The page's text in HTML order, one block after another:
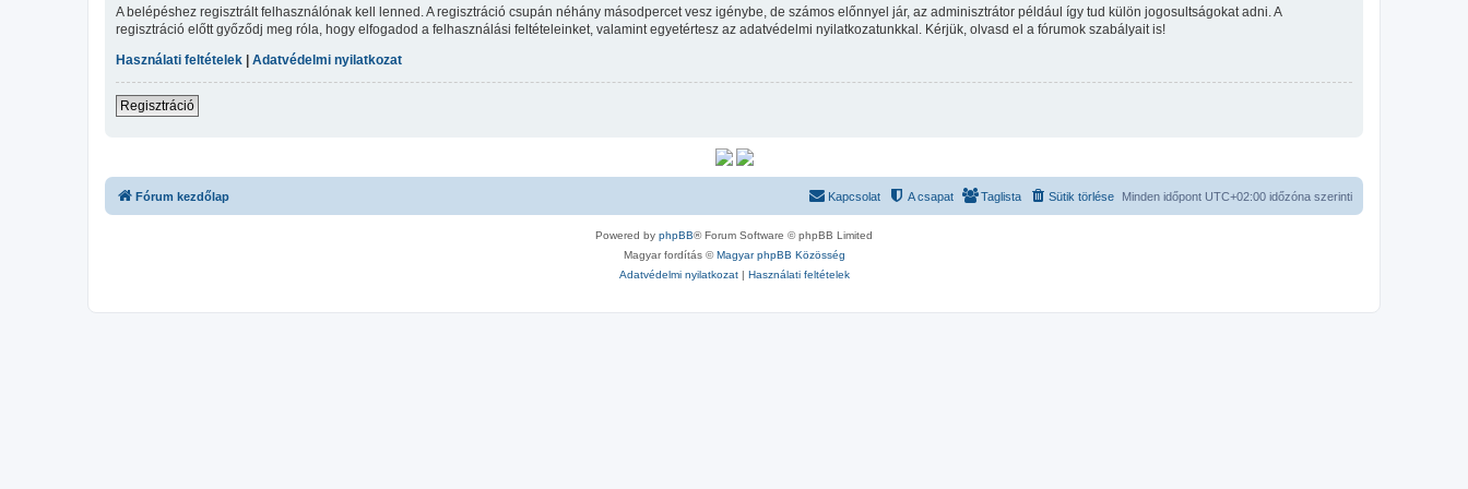
A belépéshez regisztrált felhasználónak kell lenned. A regisztráció csupán néhány másodpercet vesz igénybe, de számos előnnyel jár, az adminisztrátor például így tud külön jogosultságokat adni. A
regisztráció előtt győződj meg róla, hogy elfogadod a felhasználási feltételeinket, valamint egyetértesz az adatvédelmi nyilatkozatunkkal. Kérjük, olvasd el a fórumok szabályait is!
Használati feltételek
Adatvédelmi nyilatkozat
Regisztráció
Fórum kezdőlap Minden időpont UTC+02:00 időzóna szerinti
Sütik törlése
Taglista
A csapat
Kapcsolat
Powered by phpBB® Forum Software © phpBB Limited
Magyar fordítás ©Magyar phpBB Közösség
Adatvédelmi nyilatkozat| Használati feltételek